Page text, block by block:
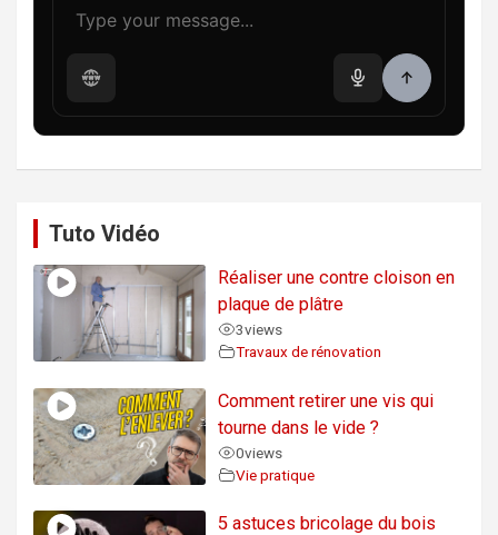
Tuto Vidéo
Réaliser une contre cloison en
plaque de plâtre
3views
Travaux de rénovation
Comment retirer une vis qui
tourne dans le vide ?
0views
Vie pratique
5 astuces bricolage du bois